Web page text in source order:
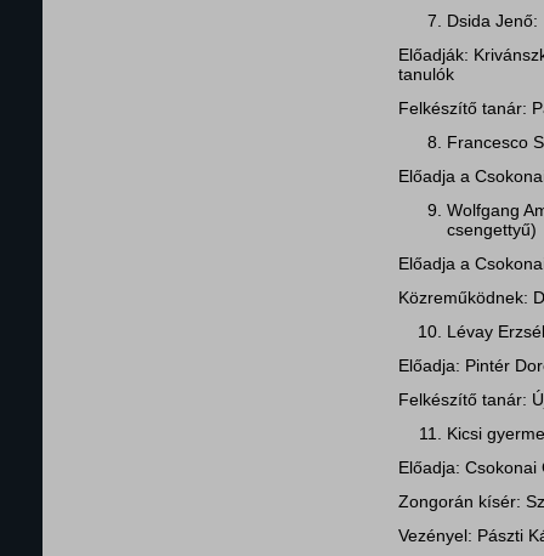
Dsida Jenő:
Előadják:
tanulók
Felkészítő tanár:
Francesco
Előadja a
Wolfgang
csengettyű)
Előadja a
Közreműködnek:
Lévay
Előadja: Pintér
Felkészítő tanár:
Kicsi
Előadja: Csokonai
Zongorán kísér:
Vezényel: Pászti